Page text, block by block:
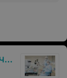
И это
Спасибо!
и